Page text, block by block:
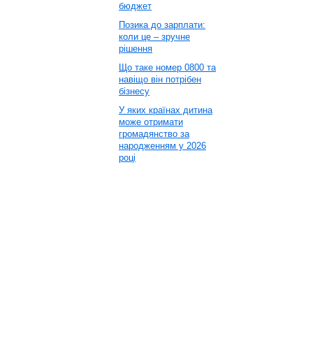
бюджет
Позика до зарплати:
коли це – зручне
рішення
Що таке номер 0800 та
навіщо він потрібен
бізнесу
У яких країнах дитина
може отримати
громадянство за
народженням у 2026
році